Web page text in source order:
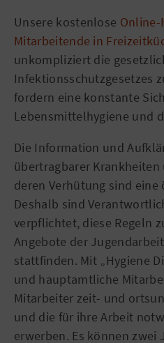
Unsere kostenlose
Mitarbeitende in
unkompliziert die
Infektionsschutzgesetzes
fordern eine konstante
Lebensmittelhygiene und
Die Information und
übertragbarer
deren Verhütung sind eine
Deshalb sind
verpflichtet, diese Regeln
Angebote der
stattfinden. Mit „Hygiene
und hauptamtliche
Mitarbeiter zeit- und
und die für ihre Arbeit
erwerben. Es können